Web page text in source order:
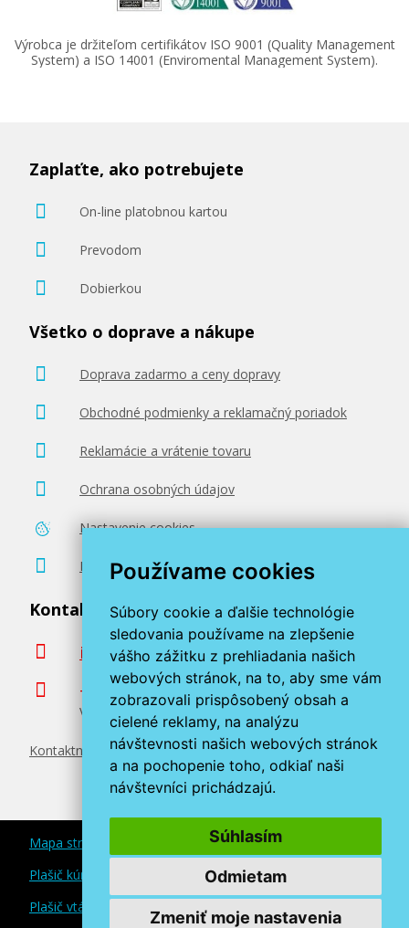
Používame cookies
Súbory cookie a ďalšie technológie
sledovania používame na zlepšenie
vášho zážitku z prehliadania našich
webových stránok, na to, aby sme vám
zobrazovali prispôsobený obsah a
cielené reklamy, na analýzu
návštevnosti našich webových stránok
a na pochopenie toho, odkiaľ naši
návštevníci prichádzajú.
Súhlasím
Odmietam
Zmeniť moje nastavenia
Výrobca je držiteľom certifikátov ISO 9001 (Quality Management
System) a ISO 14001 (Enviromental Management System).
Zaplaťte, ako potrebujete
On-line platobnou kartou
Prevodom
Dobierkou
Všetko o doprave a nákupe
Doprava zadarmo a ceny dopravy
Obchodné podmienky a reklamačný poriadok
Reklamácie a vrátenie tovaru
Ochrana osobných údajov
Nastavenie cookies
Poradenstvo zadarmo
Kontaktujte nás
info@miroluk.sk
+420 377 222 313
Volajte v pracovné dni od 8. do 17. hod.
Kontaktné údaje
Mapa stránok
Plašič kún a myší
Plašič vtákov